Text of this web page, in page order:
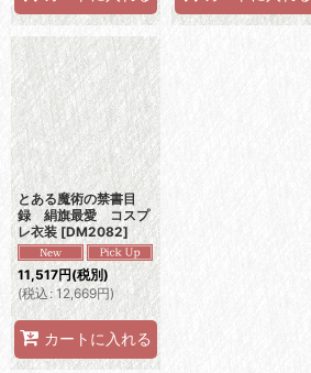
とある魔術の禁書目
録 絹旗最愛 コスプ
レ衣装 [DM2082]
11,517円(税別)
(税込 : 12,669円)
カートに入れる